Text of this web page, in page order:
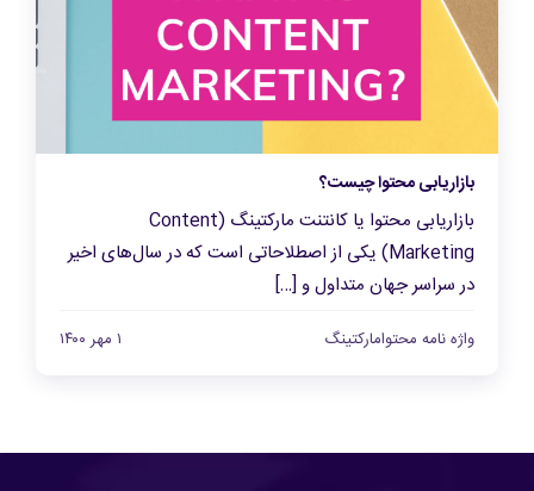
بازاریابی محتوا چیست؟
بازاریابی محتوا یا کانتنت مارکتینگ (Content
Marketing) یکی از اصطلاحاتی است که در سال‌های اخیر
در سراسر جهان متداول و […]
واژه نامه محتوامارکتینگ ۱ مهر ۱۴۰۰